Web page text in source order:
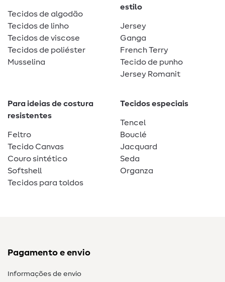
Tecidos de algodão
Tecidos de linho
Tecidos de viscose
Tecidos de poliéster
Musselina
estilo
Jersey
Ganga
French Terry
Tecido de punho
Jersey Romanit
Para ideias de costura
resistentes
Feltro
Tecido Canvas
Couro sintético
Softshell
Tecidos para toldos
Tecidos especiais
Tencel
Bouclé
Jacquard
Seda
Organza
Pagamento e envio
Informações de envio